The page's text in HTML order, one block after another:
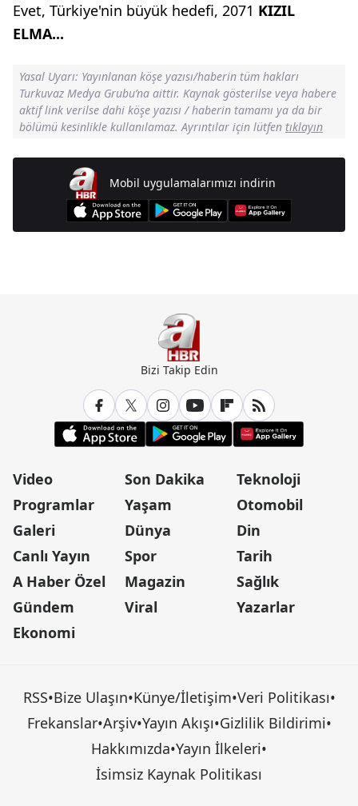
Evet, Türkiye'nin büyük hedefi, 2071 KIZIL
ELMA...
Yasal Uyarı: Yayınlanan köşe yazısı/haberin tüm hakları
Turkuvaz Medya Grubu’na aittir. Kaynak gösterilse veya habere
aktif link verilse dahi köşe yazısı / haberin tamamı ya da bir
bölümü kesinlikle kullanılamaz. Ayrıntılar için lütfen tıklayın
Mobil uygulamalarımızı indirin
Bizi Takip Edin
Video
Programlar
Galeri
Canlı Yayın
A Haber Özel
Gündem
Ekonomi
Son Dakika
Yaşam
Dünya
Spor
Magazin
Viral
Teknoloji
Otomobil
Din
Tarih
Sağlık
Yazarlar
RSS•Bize Ulaşın•Künye/İletişim•Veri Politikası•
Frekanslar•Arşiv•Yayın Akışı•Gizlilik Bildirimi•
Hakkımızda•Yayın İlkeleri•
İsimsiz Kaynak Politikası